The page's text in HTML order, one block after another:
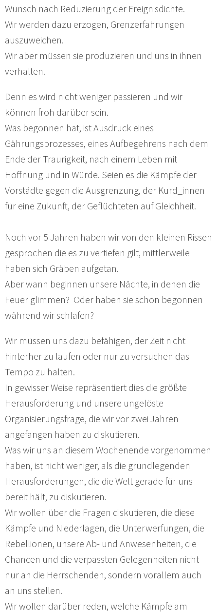
Wunsch nach Reduzierung der Ereignisdichte.
Wir werden dazu erzogen, Grenzerfahrungen
auszuweichen.
Wir aber müssen sie produzieren und uns in ihnen
verhalten.
Denn es wird nicht weniger passieren und wir
können froh darüber sein.
Was begonnen hat, ist Ausdruck eines
Gährungsprozesses, eines Aufbegehrens nach dem
Ende der Traurigkeit, nach einem Leben mit
Hoffnung und in Würde. Seien es die Kämpfe der
Vorstädte gegen die Ausgrenzung, der Kurd_innen
für eine Zukunft, der Geflüchteten auf Gleichheit.
Noch vor 5 Jahren haben wir von den kleinen Rissen
gesprochen die es zu vertiefen gilt, mittlerweile
haben sich Gräben aufgetan.
Aber wann beginnen unsere Nächte, in denen die
Feuer glimmen? Oder haben sie schon begonnen
während wir schlafen?
Wir müssen uns dazu befähigen, der Zeit nicht
hinterher zu laufen oder nur zu versuchen das
Tempo zu halten.
In gewisser Weise repräsentiert dies die größte
Herausforderung und unsere ungelöste
Organisierungsfrage, die wir vor zwei Jahren
angefangen haben zu diskutieren.
Was wir uns an diesem Wochenende vorgenommen
haben, ist nicht weniger, als die grundlegenden
Herausforderungen, die die Welt gerade für uns
bereit hält, zu diskutieren.
Wir wollen über die Fragen diskutieren, die diese
Kämpfe und Niederlagen, die Unterwerfungen, die
Rebellionen, unsere Ab- und Anwesenheiten, die
Chancen und die verpassten Gelegenheiten nicht
nur an die Herrschenden, sondern vorallem auch
an uns stellen.
Wir wollen darüber reden, welche Kämpfe am